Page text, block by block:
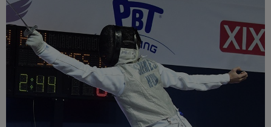
Hírek
Labdarúgás